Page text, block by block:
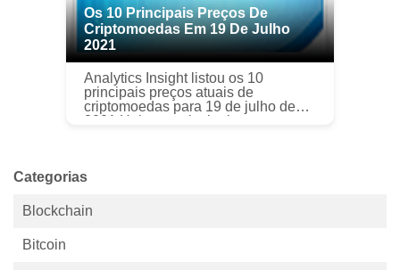
Os 10 Principais Preços De
Criptomoedas Em 19 De Julho
2021
Analytics Insight listou os 10
principais preços atuais de
criptomoedas para 19 de julho de
2021 Hoje, as principais
Categorias
Blockchain
Bitcoin